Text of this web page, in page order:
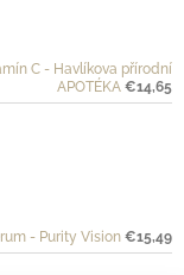
C - Havlíkova přírodní
APOTÉKA €14,65
- Purity Vision €15,49